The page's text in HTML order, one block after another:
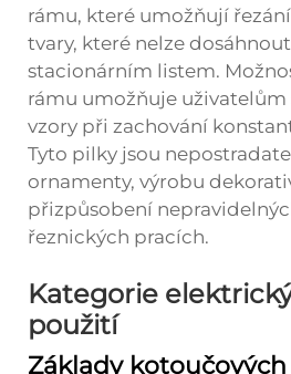
rámu, které umožňují
tvary, které nelze
stacionárním listem.
rámu umožňuje
vzory při zachování
Tyto pilky jsou
ornamenty, výrobu
přizpůsobení
řeznických pracích.
Kategorie
použití
Základy kotoučových